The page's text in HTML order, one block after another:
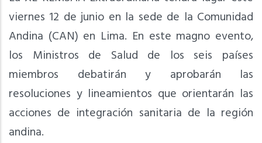
viernes 12 de junio en la sede de la Comunidad
Andina (CAN) en Lima. En este magno evento,
los Ministros de Salud de los seis países
miembros debatirán y aprobarán las
resoluciones y lineamientos que orientarán las
acciones de integración sanitaria de la región
andina.